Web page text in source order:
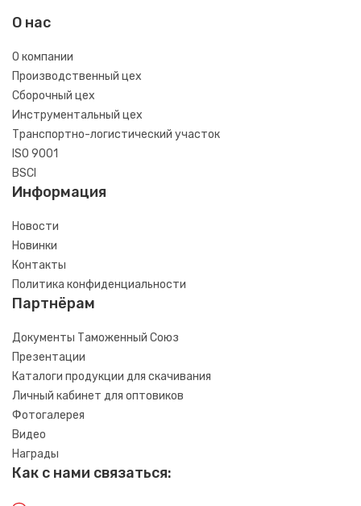
О нас
О компании
Производственный цех
Сборочный цех
Инструментальный цех
Транспортно-логистический участок
ISO 9001
BSCI
Информация
Новости
Новинки
Контакты
Политика конфиденциальности
Партнёрам
Документы Таможенный Союз
Презентации
Каталоги продукции для скачивания
Личный кабинет для оптовиков
Фотогалерея
Видео
Награды
Как с нами связаться: